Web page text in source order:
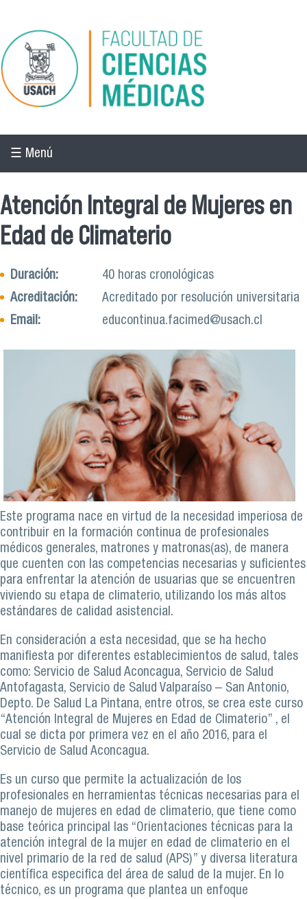
Pasar al contenido principal
☰ Menú
Atención Integral de Mujeres en
Edad de Climaterio
Duración:
40 horas cronológicas
Acreditación:
Acreditado por resolución universitaria
Email:
educontinua.facimed@usach.cl
Este programa nace en virtud de la necesidad imperiosa de
contribuir en la formación continua de profesionales
médicos generales, matrones y matronas(as), de manera
que cuenten con las competencias necesarias y suficientes
para enfrentar la atención de usuarias que se encuentren
viviendo su etapa de climaterio, utilizando los más altos
estándares de calidad asistencial.
En consideración a esta necesidad, que se ha hecho
manifiesta por diferentes establecimientos de salud, tales
como: Servicio de Salud Aconcagua, Servicio de Salud
Antofagasta, Servicio de Salud Valparaíso – San Antonio,
Depto. De Salud La Pintana, entre otros, se crea este curso
“Atención Integral de Mujeres en Edad de Climaterio” , el
cual se dicta por primera vez en el año 2016, para el
Servicio de Salud Aconcagua.
Es un curso que permite la actualización de los
profesionales en herramientas técnicas necesarias para el
manejo de mujeres en edad de climaterio, que tiene como
base teórica principal las “Orientaciones técnicas para la
atención integral de la mujer en edad de climaterio en el
nivel primario de la red de salud (APS)” y diversa literatura
científica especifica del área de salud de la mujer. En lo
técnico, es un programa que plantea un enfoque